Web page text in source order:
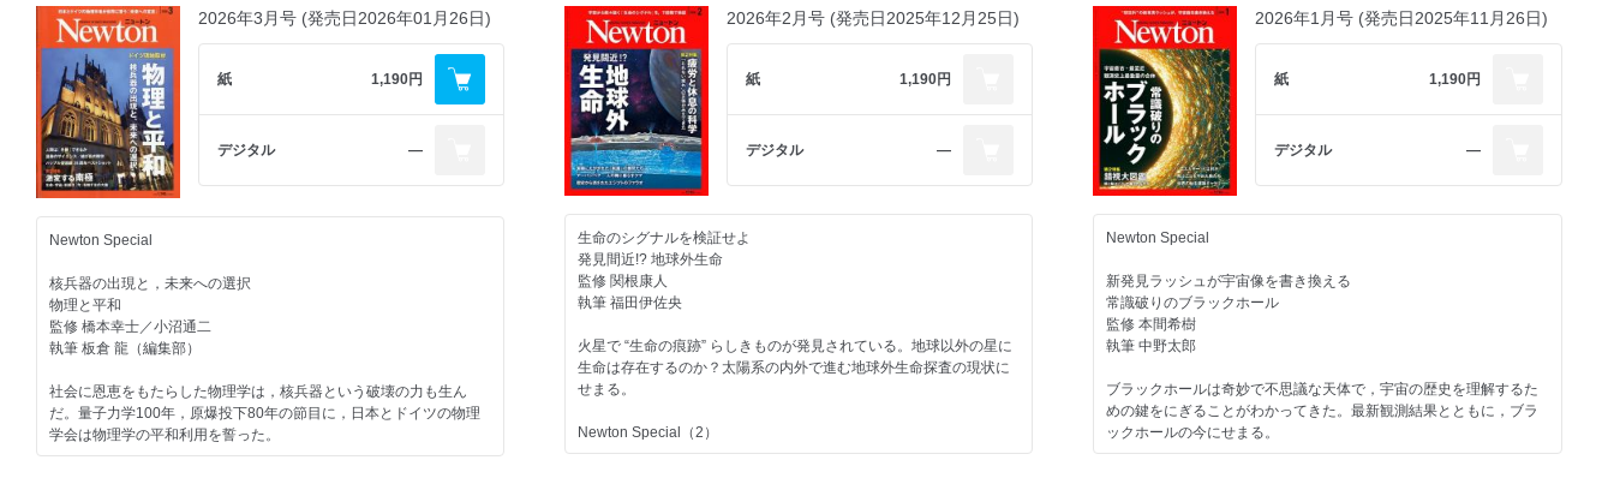
監修 三谷 純
執筆 荒舩良孝
Topic
科博が挑む 生物デジタル標本
昆虫・植物・人骨の微細構造へ─超高精細3Dで潜入
監修 国立科学博物館
井手竜也／川田伸一郎／堤 千絵／森田 航
協力 株式会社NHKエデュケーショナル
執筆 山田久美
Topic
日本史「謎の4世紀」
国宝級の発見がつづく古墳から古代国家成立の謎を読み解く
監修 柴原聡一郎／高久健二
執筆 小熊みどり／深谷 俊（編集部）
肌の変化を知り，科学的に対処する
美容のサイエンス
健やかな身体を保ち，自分らしい姿に近づけようとする「美容」。
肌におきる変化のしくみと，スキンケアから美容医療に至る対策を
科学の視点でみていこう。
監修 芋川玄爾／河野太郎
執筆 山本尚恵
往還成功！人類がふたたび月へ
月飛行から月面基地へ アルテミス最新情報
監修 柳川孝二
執筆 岡本典明
極北の大地グリーンランド
気候変動の最前線に立つ世界最大の島
心理と物理がつくりだす
色彩の科学
色は，光源・物体・観察者という三つの要素がそろうことで生じ
る。色とは，光や物体の性質と私たちの目や脳がおりなす「心理物
理的」な現象だ。
監修 篠田博之
執筆 福田伊佐央
香辛料のサイエンス
なぜヒトはトウガラシを好むのか？
監修 川端二功
執筆 迫野貴大（編集部）
Nature View
世界のウマ
監修 南保泰雄
宇宙ビジネス最前線
【試し読み】
Newton202604-064-065.jpg
Newton202604-066-067.jpg
宇宙ビジネス市場が拡大をつづけており，世界中で活発な投資が行
われている。ビジネスを牽引するのは「小型衛星コンステレーショ
ン」と「宇宙ベンチャー」だ。
監修 中須賀真一
協力 インターステラテクノロジズ株式会社／株式会社アストロスケ
執筆 福田伊佐央
Topic
ドラえもんと楽しむ深海の科学
『新・のび太の海底鬼岩城』を深掘りしよう
執筆 迫野貴大（編集部）
挑戦者
2026年3月号 (発売日2026年01月26日)
紙 1,190円
デジタル ―
Newton Special
核兵器の出現と，未来への選択
物理と平和
監修 橋本幸士／小沼通二
執筆 板倉 龍（編集部）
社会に恩恵をもたらした物理学は，核兵器という破壊の力も生ん
だ。量子力学100年，原爆投下80年の節目に，日本とドイツの物理
学会は物理学の平和利用を誓った。
2026年2月号 (発売日2025年12月25日)
紙 1,190円
デジタル ―
生命のシグナルを検証せよ
発見間近!? 地球外生命
監修 関根康人
執筆 福田伊佐央
火星で “生命の痕跡” らしきものが発見されている。地球以外の星に
生命は存在するのか？太陽系の内外で進む地球外生命探査の現状に
せまる。
Newton Special（2）
2026年1月号 (発売日2025年11月26日)
紙 1,190円
デジタル ―
Newton Special
新発見ラッシュが宇宙像を書き換える
常識破りのブラックホール
監修 本間希樹
執筆 中野太郎
ブラックホールは奇妙で不思議な天体で，宇宙の歴史を理解するた
めの鍵をにぎることがわかってきた。最新観測結果とともに，ブラ
ックホールの今にせまる。